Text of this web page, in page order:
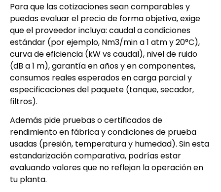
Para que las cotizaciones sean comparables y
puedas evaluar el precio de forma objetiva, exige
que el proveedor incluya: caudal a condiciones
estándar (por ejemplo, Nm3/min a 1 atm y 20°C),
curva de eficiencia (kW vs caudal), nivel de ruido
(dB a 1 m), garantía en años y en componentes,
consumos reales esperados en carga parcial y
especificaciones del paquete (tanque, secador,
filtros).
Además pide pruebas o certificados de
rendimiento en fábrica y condiciones de prueba
usadas (presión, temperatura y humedad). Sin esta
estandarización comparativa, podrías estar
evaluando valores que no reflejan la operación en
tu planta.